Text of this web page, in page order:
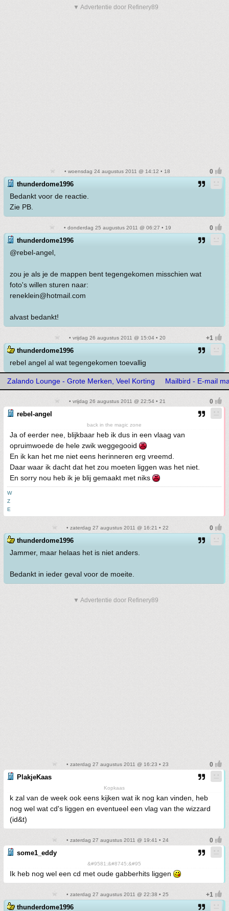
▼ Advertentie door Refinery89
• woensdag 24 augustus 2011 @ 14:12 • 18
thunderdome1996
Bedankt voor de reactie.
Zie PB.
• donderdag 25 augustus 2011 @ 06:27 • 19
thunderdome1996
@rebel-angel,
zou je als je de mappen bent tegengekomen misschien wat
foto's willen sturen naar:
reneklein@hotmail.com
alvast bedankt!
• vrijdag 26 augustus 2011 @ 15:04 • 20
thunderdome1996
rebel angel al wat tegengekomen toevallig
Zalando Lounge - Grote Merken, Veel Korting Mailbird - E-mail
• vrijdag 26 augustus 2011 @ 22:54 • 21
rebel-angel
back in the magic zone
Ja of eerder nee, blijkbaar heb ik dus in een vlaag van
opruimwoede de hele zwik weggegooid
En ik kan het me niet eens herinneren erg vreemd.
Daar waar ik dacht dat het zou moeten liggen was het niet.
En sorry nou heb ik je blij gemaakt met niks
W
Z
E
• zaterdag 27 augustus 2011 @ 16:21 • 22
thunderdome1996
Jammer, maar helaas het is niet anders.
Bedankt in ieder geval voor de moeite.
▼ Advertentie door Refinery89
• zaterdag 27 augustus 2011 @ 16:23 • 23
PlakjeKaas
Kopkaas
k zal van de week ook eens kijken wat ik nog kan vinden, heb
nog wel wat cd's liggen en eventueel een vlag van the wizzard
(id&t)
• zaterdag 27 augustus 2011 @ 19:41 • 24
some1_eddy
&#9581;&#8745;&#95
Ik heb nog wel een cd met oude gabberhits liggen
• zaterdag 27 augustus 2011 @ 22:38 • 25
thunderdome1996